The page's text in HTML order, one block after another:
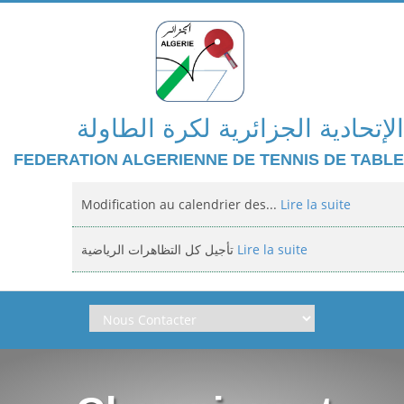
الإتحادية الجزائرية لكرة الطاولة
FEDERATION ALGERIENNE DE TENNIS DE TABLE
Modification au calendrier des... Lire la suite
تأجيل كل التظاهرات الرياضية Lire la suite
Domiciliation des compétitions...Lire la suite